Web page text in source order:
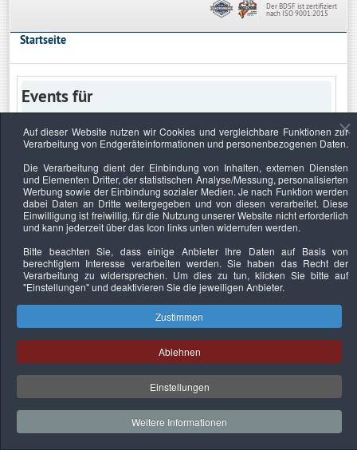
Der BDSF ist zertifiziert
nach ISO 9001:2015
Startseite
Events für
Keine Termine
Datenschutzerklärung Urheberrechtsnachweise Nachhaltigkeit
Copyright © 2026. Bundesverband Deutscher
Sachverständiger und Fachgutachter e.V..
Auf dieser Website nutzen wir Cookies und vergleichbare Funktionen zur
Verarbeitung von Endgeräteinformationen und personenbezogenen Daten.
Die Verarbeitung dient der Einbindung von Inhalten, externen Diensten
und Elementen Dritter, der statistischen Analyse/Messung, personalisierten
Werbung sowie der Einbindung sozialer Medien. Je nach Funktion werden
dabei Daten an Dritte weitergegeben und von diesen verarbeitet. Diese
Einwilligung ist freiwillig, für die Nutzung unserer Website nicht erforderlich
und kann jederzeit über das Icon links unten widerrufen werden.
Bitte beachten Sie, dass einige Anbieter Ihre Daten auf Basis von
berechtigtem Interesse verarbeiten werden. Sie haben das Recht der
Verarbeitung zu widersprechen. Um dies zu tun, klicken Sie bitte auf
"Einstellungen"und deaktivieren Sie die jeweiligen Anbieter.
Zustimmen
Ablehnen
Einstellungen
Weitere Informationen